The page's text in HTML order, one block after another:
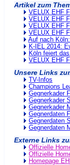
Artikel zum
VELUX EHF
VELUX EHF
VELUX EHF
VELUX EHF
Auf nach
K-IEL 2014:
Köln feiert
VELUX EHF
Unsere Links
TV-Infos
Champions
Gegnerkader
Gegnerkader
Gegnerkader
Gegnerdaten
Gegnerdaten
Gegnerdaten
Externe Links
Offizielle
Offizielle
Homepage